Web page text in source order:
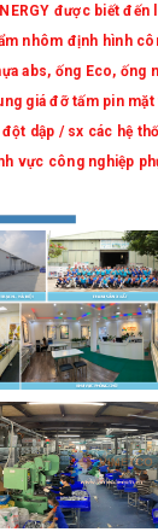
được biết đến
nhôm định hình
abs, ống Eco, ống
giá đỡ tấm pin
dập / sx các hệ
vực công nghiệp